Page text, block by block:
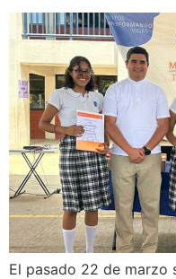
El pasado 22 de marzo